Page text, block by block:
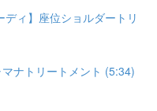
ディ】座位ショルダートリ
ナトリートメント (5:34)